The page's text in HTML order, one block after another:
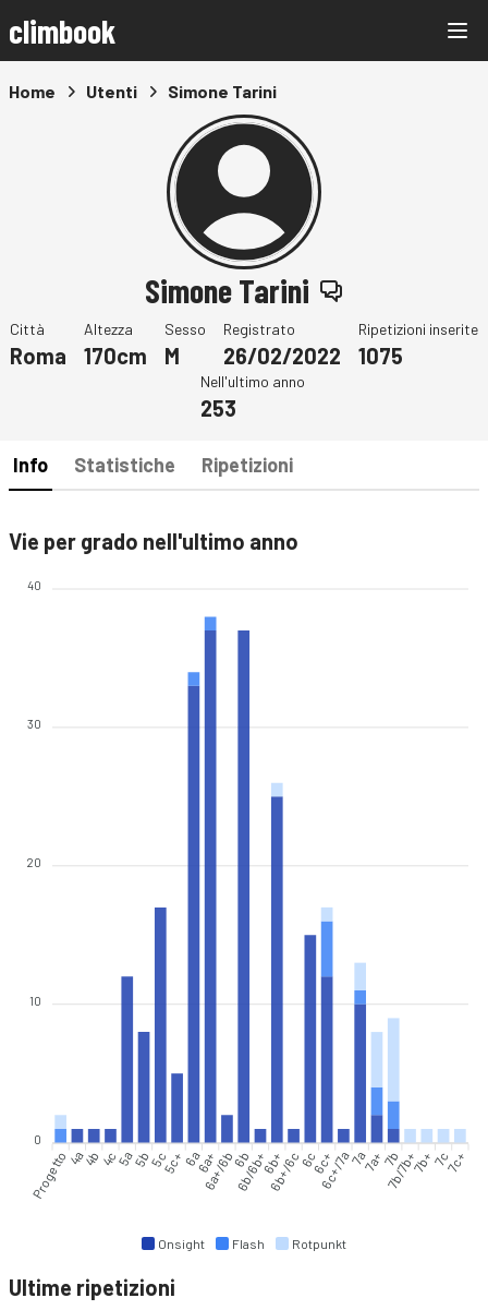
climbook
Home Utenti Simone Tarini
Simone Tarini
Città
Roma
Altezza
170cm
Sesso
M
Registrato
26/02/2022
Ripetizioni inserite
1075
Nell'ultimo anno
253
Info Statistiche Ripetizioni
Vie per grado nell'ultimo anno
Onsight Flash Rotpunkt
40
30
20
10
0
Progetto 4a4b 4c5a5b5c5c+6a6a+
6a+/6b6b
6b/6b+6b+
6b+/6c6c6c+
6c+/7a7a7a+7b
7b/7b+7b+7c7c+
Ultime ripetizioni